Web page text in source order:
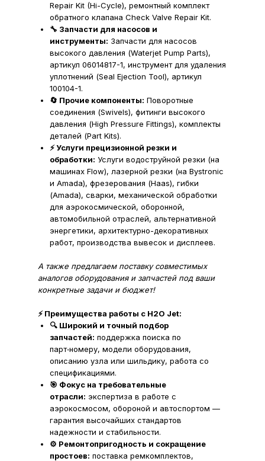
Repair Kit (Hi-Cycle), ремонтный комплект
обратного клапана Check Valve Repair Kit.
🔧 Запчасти для насосов и
инструменты: Запчасти для насосов
высокого давления (Waterjet Pump Parts),
артикул 06014817-1, инструмент для удаления
уплотнений (Seal Ejection Tool), артикул
100104-1.
🔄 Прочие компоненты: Поворотные
соединения (Swivels), фитинги высокого
давления (High Pressure Fittings), комплекты
деталей (Part Kits).
⚡ Услуги прецизионной резки и
обработки: Услуги водоструйной резки (на
машинах Flow), лазерной резки (на Bystronic
и Amada), фрезерования (Haas), гибки
(Amada), сварки, механической обработки
для аэрокосмической, оборонной,
автомобильной отраслей, альтернативной
энергетики, архитектурно-декоративных
работ, производства вывесок и дисплеев.
А также предлагаем поставку совместимых
аналогов оборудования и запчастей под ваши
конкретные задачи и бюджет!
⚡ Преимущества работы с H2O Jet:
🔍 Широкий и точный подбор
запчастей: поддержка поиска по
парт‑номеру, модели оборудования,
описанию узла или шильдику, работа со
спецификациями.
🎯 Фокус на требовательные
отрасли: экспертиза в работе с
аэрокосмосом, обороной и автоспортом —
гарантия высочайших стандартов
надежности и стабильности.
⚙️ Ремонтопригодность и сокращение
простоев: поставка ремкомплектов,